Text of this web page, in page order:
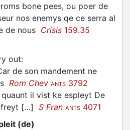
bone pees, ou poer de
nos enemys qe ce serra al
de nous Crisis 159.35
out:
de son mandement ne
Rom Chev ANTS 3792
quaunt il vist ke espleyt De
freyt […] S Fran ANTS 4071
(de)